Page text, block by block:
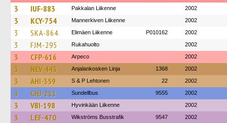
3 IUF-883 Pakkalan Liikenne 2002
3 KCY-754 Mannerkiven Liikenne 2002
3 SKA-864 Elimäen Liikenne P010162 2002
3 FJM-295 Rukahuolto 2002
3 CFP-616 Arpeco 2002
3 NEV-443 Anjalankosken Linja 1368 2002
3 AHI-359 S & P Lehtonen 22 2002
3 CHJ-211 Sundellbus 9555 2002
3 VBI-198 Hyvinkään Liikenne 2002
3 LEF-470 Wikströms Busstrafik 9547 2002